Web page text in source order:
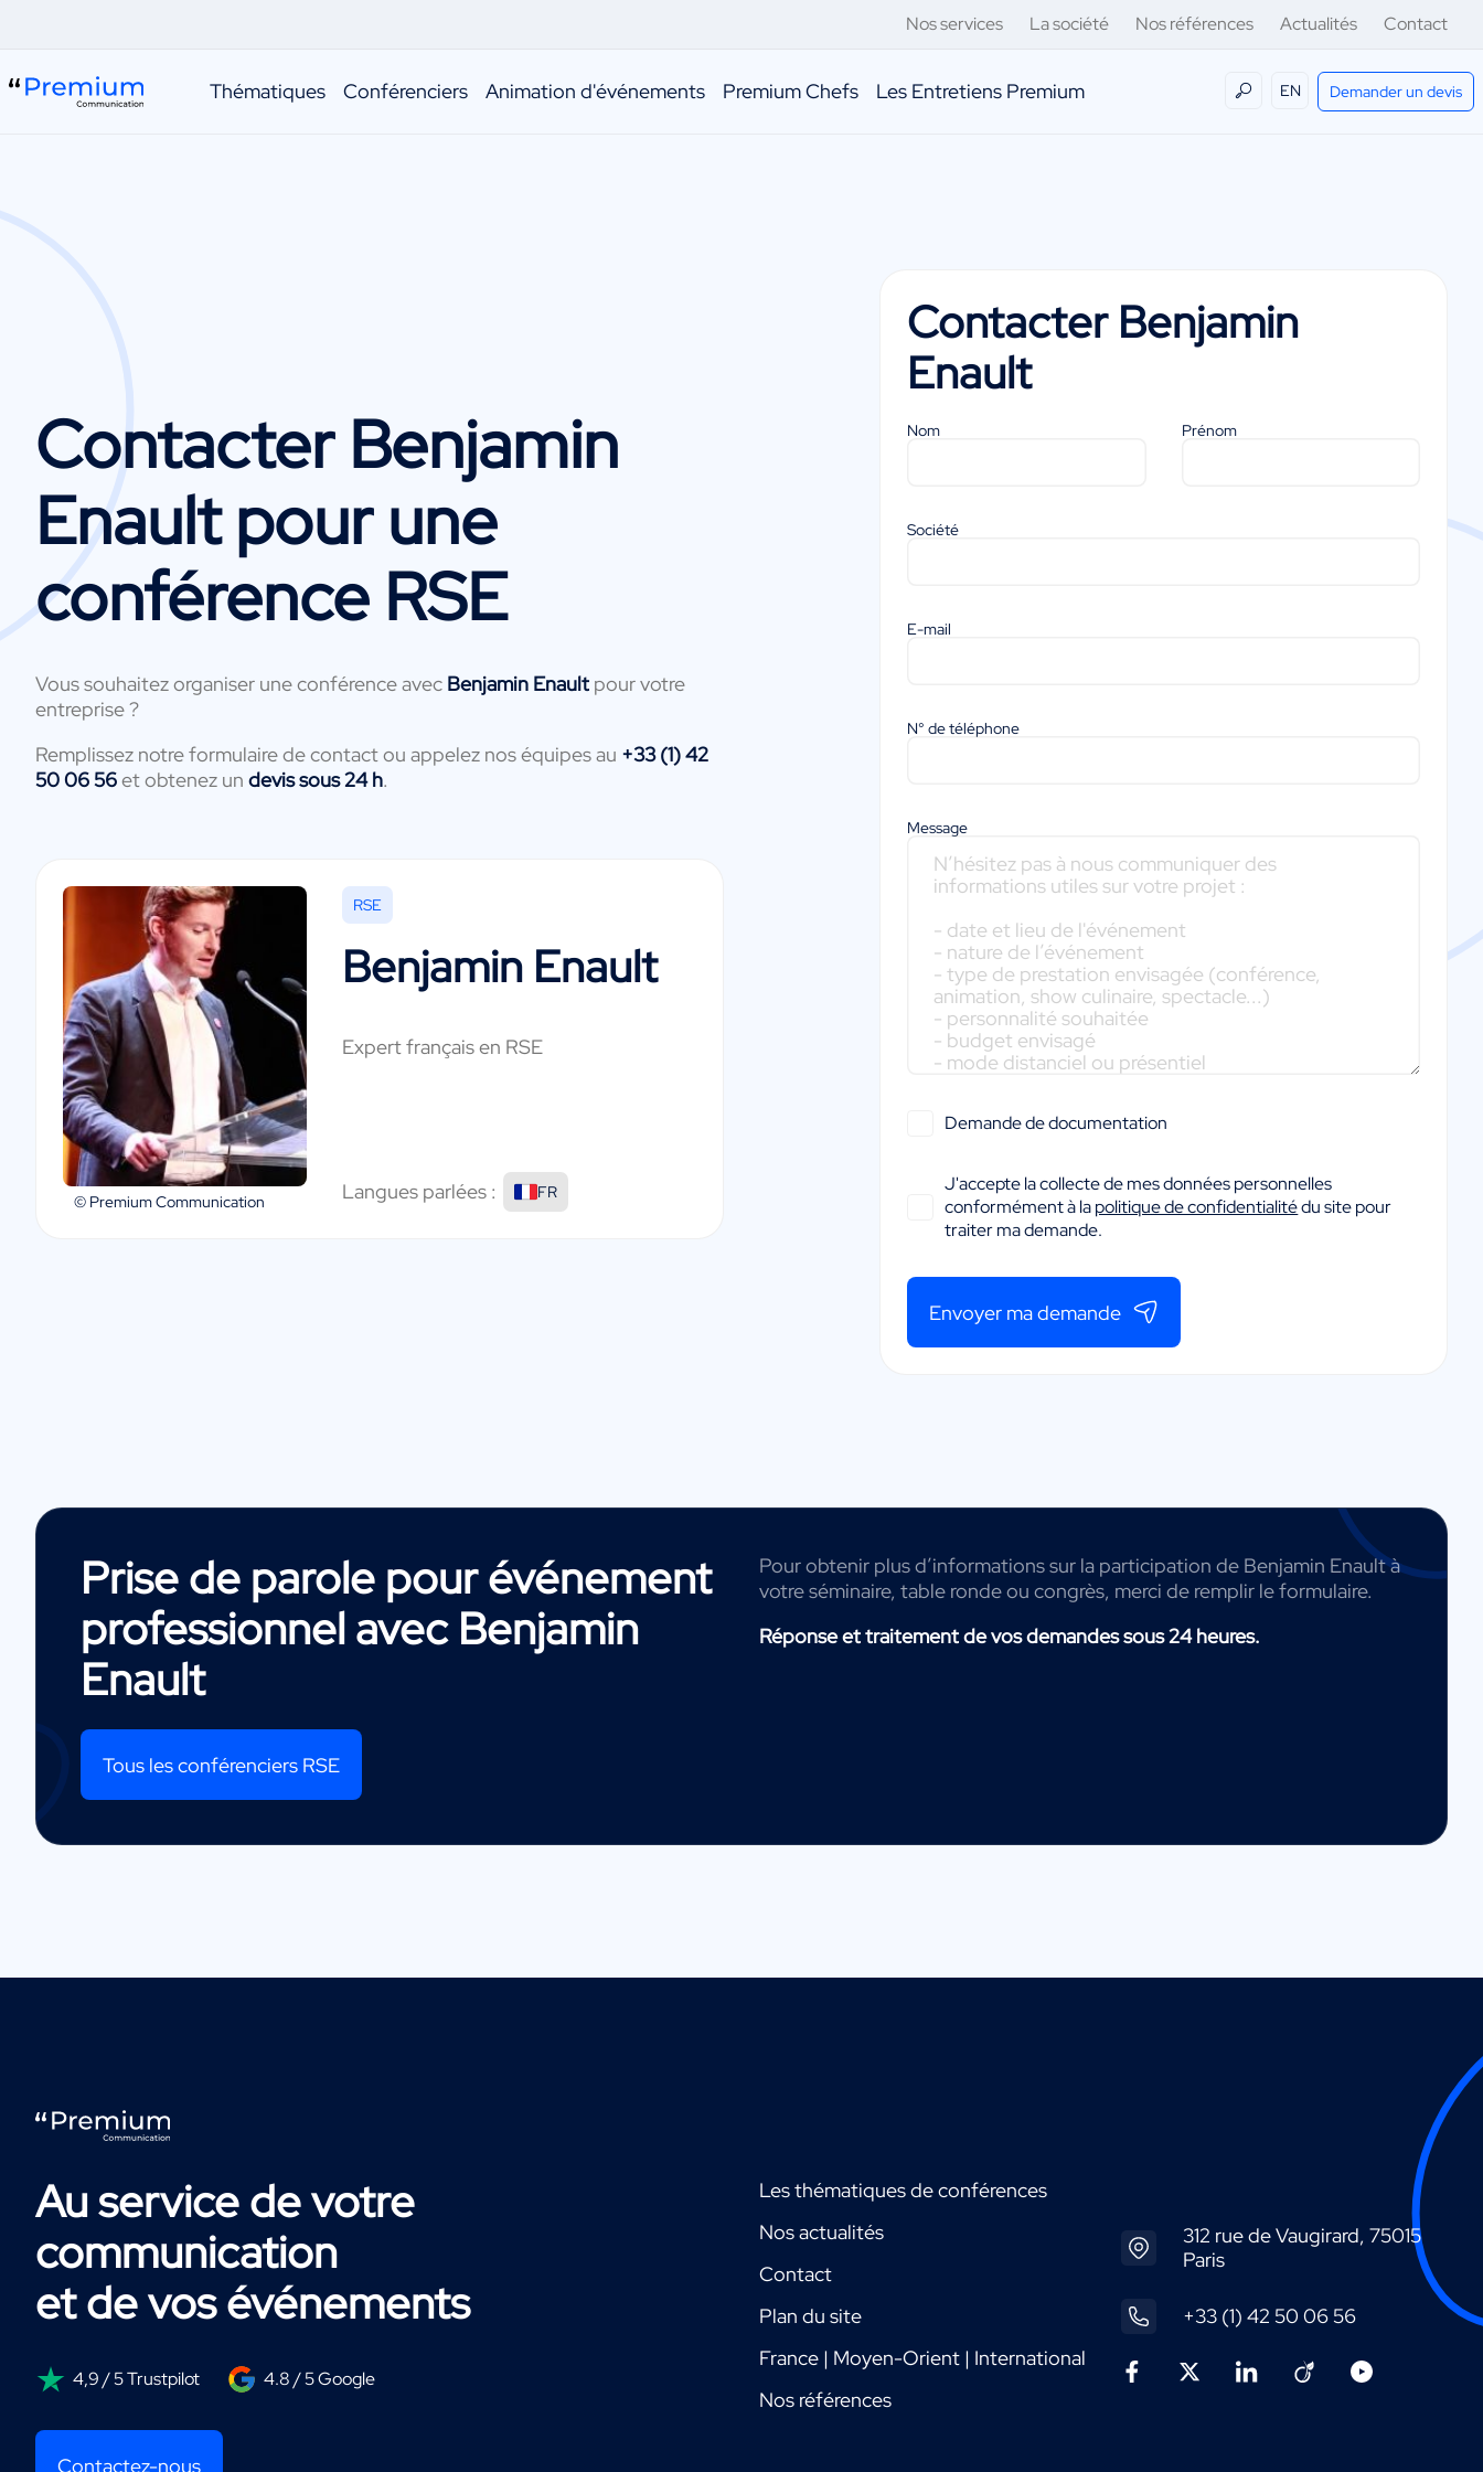
Nos services La société Nos références Actualités Contact
Thématiques Conférenciers Animation d'événements Premium Chefs Les Entretiens Premium EN Demander un devis
Contacter Benjamin
Enaultpour une
conférence RSE
Vous souhaitez organiser une conférence avec Benjamin Enault pour votre
entreprise ?
Remplissez notre formulaire de contact ou appelez nos équipes au +33 (1) 42
50 06 56et obtenez un devis sous 24 h.
© Premium Communication
RSE
Benjamin Enault
Expert français en RSE
Langues parlées : FR
Contacter Benjamin
Enault
Nom Prénom
Société
E-mail
N° de téléphone
Message
Demande de documentation
J'accepte la collecte de mes données personnelles
conformément à lapolitique de confidentialitédu site pour
traiter ma demande.
Envoyer ma demande
Prise de parole pour événement
professionnel avec Benjamin
Enault
Tous les conférenciers RSE
Pour obtenir plus d’informations sur la participation de Benjamin Enault à
votre séminaire, table ronde ou congrès, merci de remplir le formulaire.
Réponse et traitement de vos demandes sous 24 heures.
Au service de votre
communication
et de vos événements
4,9 / 5 Trustpilot 4.8 / 5 Google
Contactez-nous
Les thématiques de conférences
Nos actualités
Contact
Plan du site
France | Moyen-Orient | International
Nos références
312 rue de Vaugirard, 75015
Paris
+33 (1) 42 50 06 56